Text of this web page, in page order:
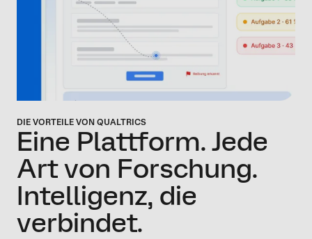
DIE VORTEILE VON QUALTRICS
Eine Plattform. Jede
Art von Forschung.
Intelligenz, die
verbindet.